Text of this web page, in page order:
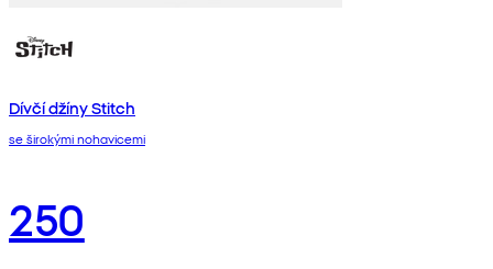
Dívčí džíny Stitch
se širokými nohavicemi
250